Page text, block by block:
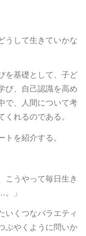
うして生きていかな
を基礎として、子ど
び、自己認識を高め
で、人間について考
くれるのである。
を紹介する。
うやって毎日生き
」
いくつなバラエティ
ぶやくように問いか